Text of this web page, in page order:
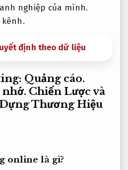
nghiệp của mình.
kênh.
định theo dữ liệu
Quảng cáo.
Chiến Lược và
Thương Hiệu
online là gì?